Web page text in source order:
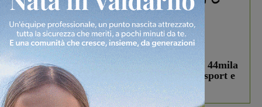
In vetrina 3 Agosto 2026
Estra Notizie agosto: Smart Cities, oltre 44mila
studenti coinvolti, torna il bando per lo sport e
debutta il podcast Estrair